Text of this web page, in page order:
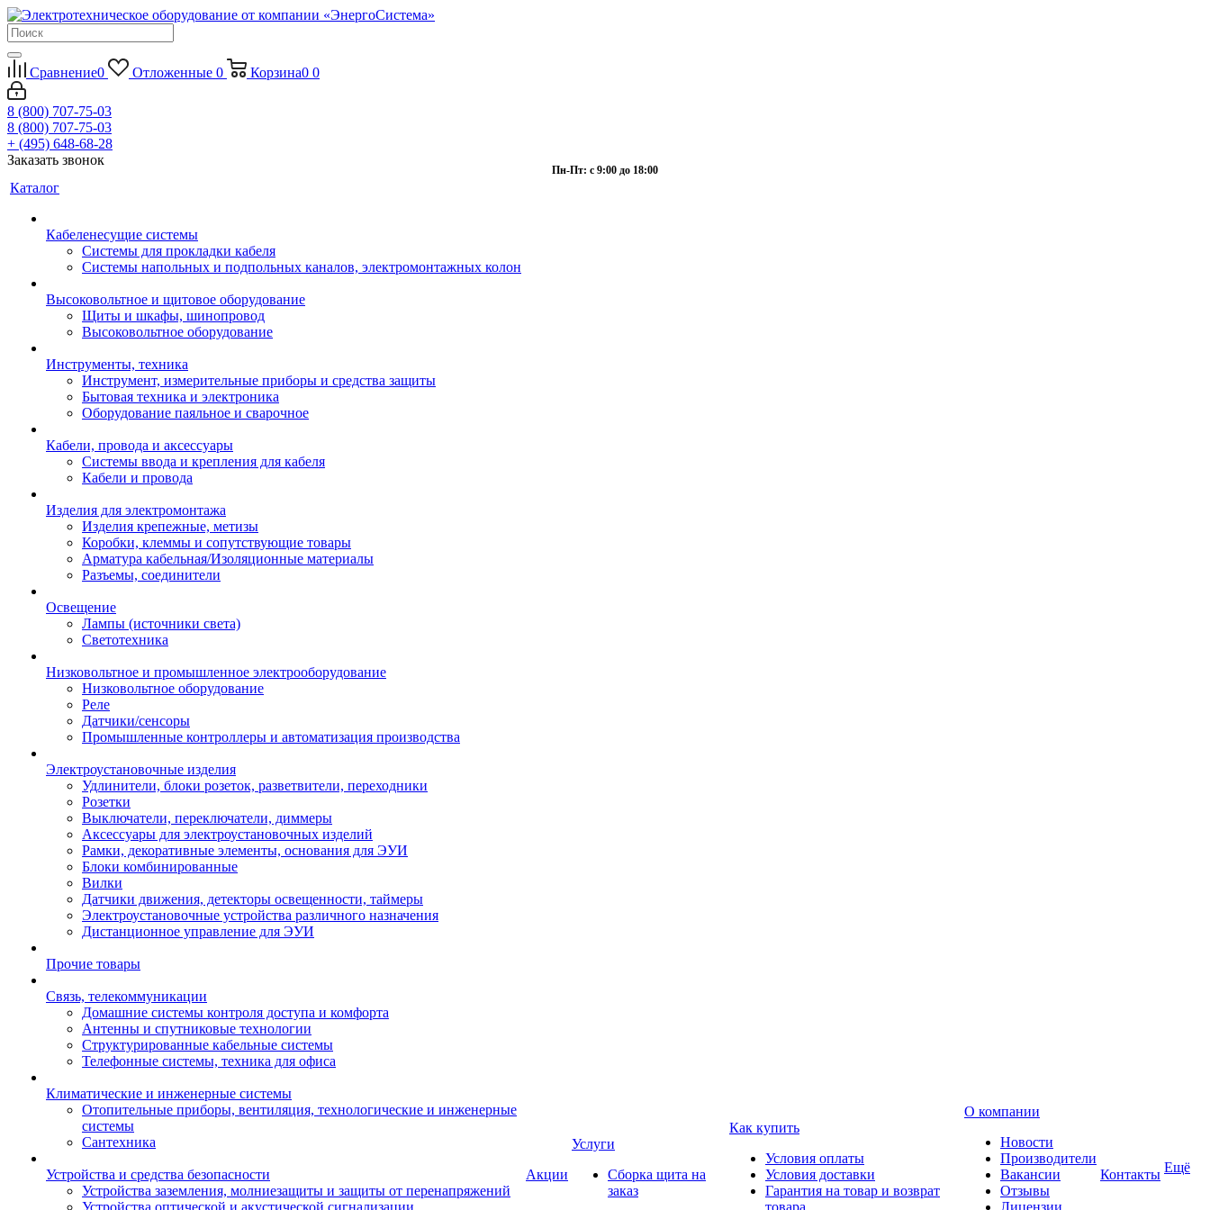
Сравнение0 Отложенные 0 Корзина0 0
8 (800) 707-75-03
8 (800) 707-75-03
+ (495) 648-68-28
Заказать звонок
Пн-Пт: с 9:00 до 18:00
Каталог
Кабеленесущие системы
Системы для прокладки кабеля
Системы напольных и подпольных каналов, электромонтажных колон
Высоковольтное и щитовое оборудование
Щиты и шкафы, шинопровод
Высоковольтное оборудование
Инструменты, техника
Инструмент, измерительные приборы и средства защиты
Бытовая техника и электроника
Оборудование паяльное и сварочное
Кабели, провода и аксессуары
Системы ввода и крепления для кабеля
Кабели и провода
Изделия для электромонтажа
Изделия крепежные, метизы
Коробки, клеммы и сопутствующие товары
Арматура кабельная/Изоляционные материалы
Разъемы, соединители
Освещение
Лампы (источники света)
Светотехника
Низковольтное и промышленное электрооборудование
Низковольтное оборудование
Реле
Датчики/сенсоры
Промышленные контроллеры и автоматизация производства
Электроустановочные изделия
Удлинители, блоки розеток, разветвители, переходники
Розетки
Выключатели, переключатели, диммеры
Аксессуары для электроустановочных изделий
Рамки, декоративные элементы, основания для ЭУИ
Блоки комбинированные
Вилки
Датчики движения, детекторы освещенности, таймеры
Электроустановочные устройства различного назначения
Дистанционное управление для ЭУИ
Прочие товары
Связь, телекоммуникации
Домашние системы контроля доступа и комфорта
Антенны и спутниковые технологии
Структурированные кабельные системы
Телефонные системы, техника для офиса
Климатические и инженерные системы
Отопительные приборы, вентиляция, технологические и инженерные
системы
Сантехника
Устройства и средства безопасности
Устройства заземления, молниезащиты и защиты от перенапряжений
Устройства оптической и акустической сигнализации
Акции
Услуги
Сборка щита на
заказ
Как купить
Условия оплаты
Условия доставки
Гарантия на товар и возврат
товара
О компании
Новости
Производители
Вакансии
Отзывы
Лицензии
Контакты Ещё